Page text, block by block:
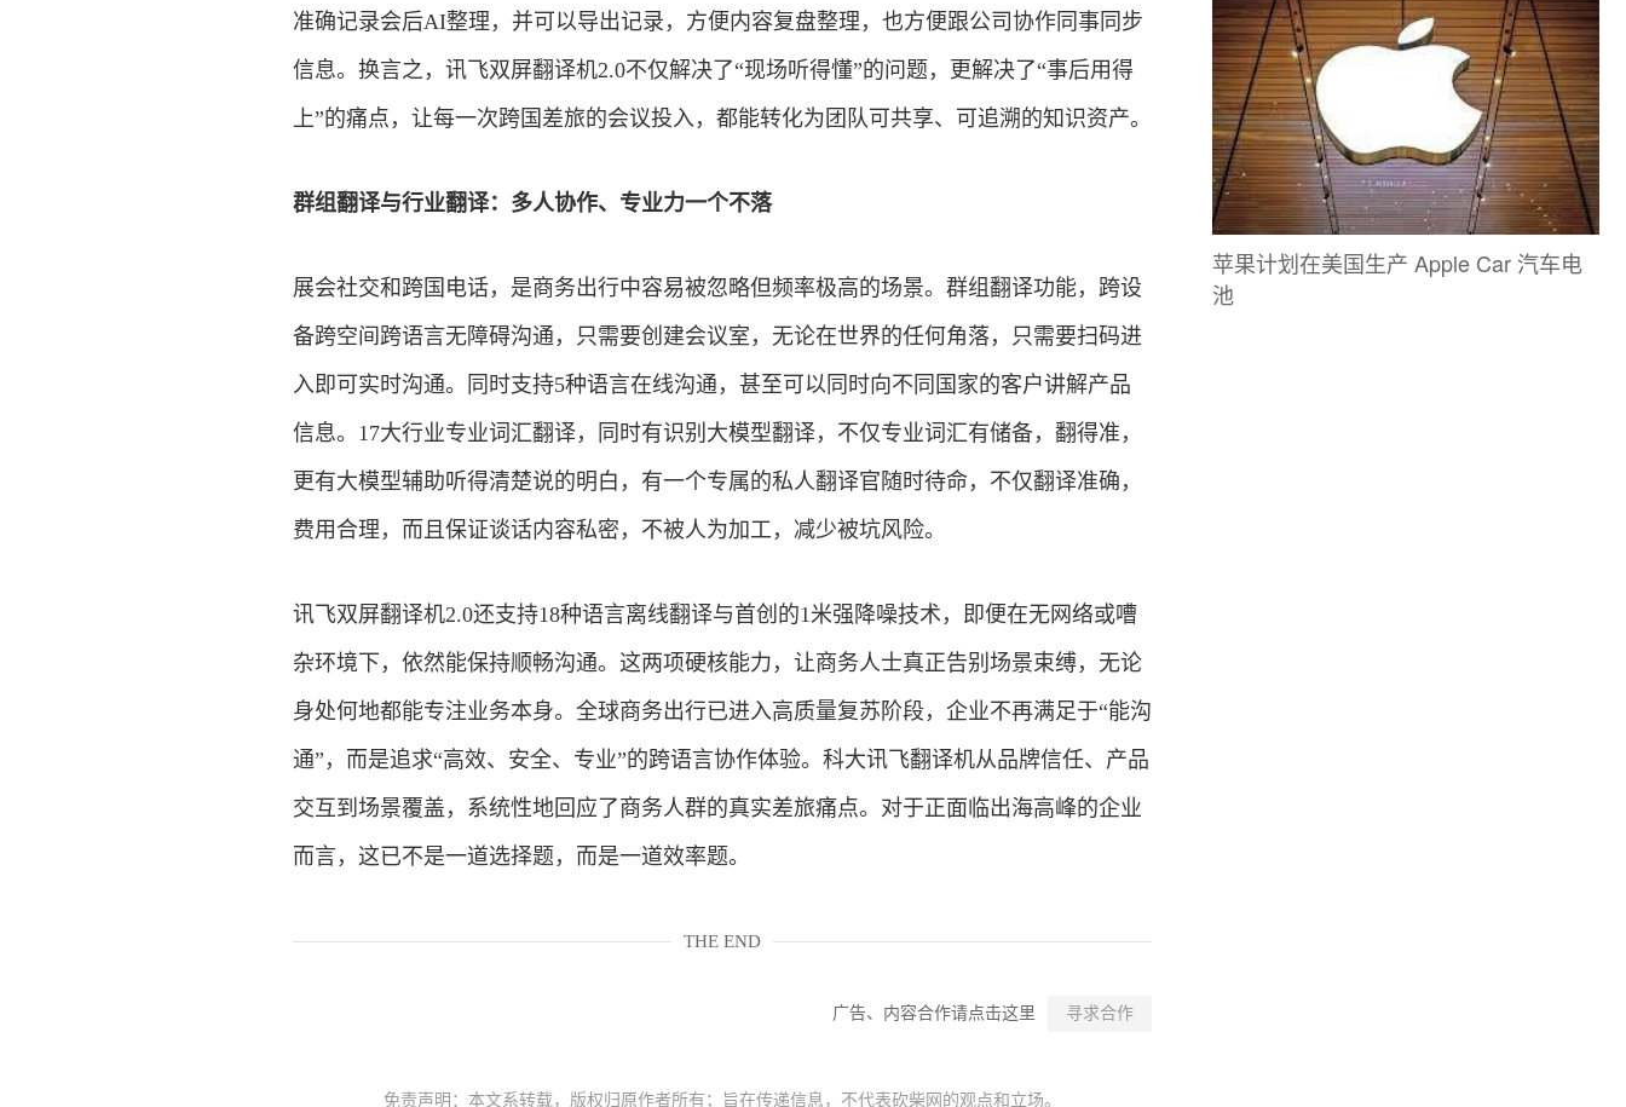
准确记录会后AI整理，并可以导出记录，方便内容复盘整理，也方便跟公司协作同事同步
信息。换言之，讯飞双屏翻译机2.0不仅解决了“现场听得懂”的问题，更解决了“事后用得
上”的痛点，让每一次跨国差旅的会议投入，都能转化为团队可共享、可追溯的知识资产。
群组翻译与行业翻译：多人协作、专业力一个不落
展会社交和跨国电话，是商务出行中容易被忽略但频率极高的场景。群组翻译功能，跨设
备跨空间跨语言无障碍沟通，只需要创建会议室，无论在世界的任何角落，只需要扫码进
入即可实时沟通。同时支持5种语言在线沟通，甚至可以同时向不同国家的客户讲解产品
信息。17大行业专业词汇翻译，同时有识别大模型翻译，不仅专业词汇有储备，翻得准，
更有大模型辅助听得清楚说的明白，有一个专属的私人翻译官随时待命，不仅翻译准确，
费用合理，而且保证谈话内容私密，不被人为加工，减少被坑风险。
讯飞双屏翻译机2.0还支持18种语言离线翻译与首创的1米强降噪技术，即便在无网络或嘈
杂环境下，依然能保持顺畅沟通。这两项硬核能力，让商务人士真正告别场景束缚，无论
身处何地都能专注业务本身。全球商务出行已进入高质量复苏阶段，企业不再满足于“能沟
通”，而是追求“高效、安全、专业”的跨语言协作体验。科大讯飞翻译机从品牌信任、产品
交互到场景覆盖，系统性地回应了商务人群的真实差旅痛点。对于正面临出海高峰的企业
而言，这已不是一道选择题，而是一道效率题。
THE END
广告、内容合作请点击这里 寻求合作
免责声明：本文系转载，版权归原作者所有；旨在传递信息，不代表砍柴网的观点和立场。
苹果计划在美国生产 Apple Car 汽车电
池